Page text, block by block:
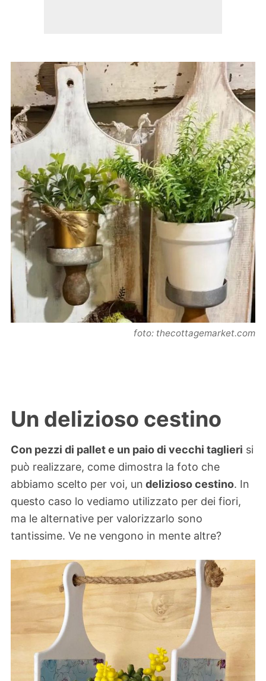
foto: thecottagemarket.com
Un delizioso cestino
Con pezzi di pallet e un paio di vecchi taglieri si
può realizzare, come dimostra la foto che
abbiamo scelto per voi, un delizioso cestino. In
questo caso lo vediamo utilizzato per dei fiori,
ma le alternative per valorizzarlo sono
tantissime. Ve ne vengono in mente altre?